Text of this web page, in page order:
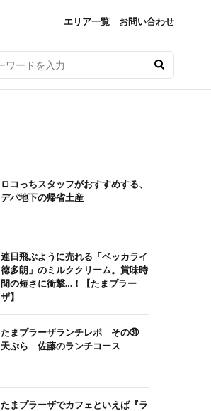
エリア一覧 お問い合わせ
ロコっちスタッフがおすすめする、
デパ地下の帰省土産
連日飛ぶように売れる「ベッカライ
徳多朗」のミルククリーム。賞味時
間の短さに衝撃…！【たまプラー
ザ】
たまプラーザランチレポ その㉛
天ぷら 佐藤のランチコース
たまプラーザでカフェといえば『ラ